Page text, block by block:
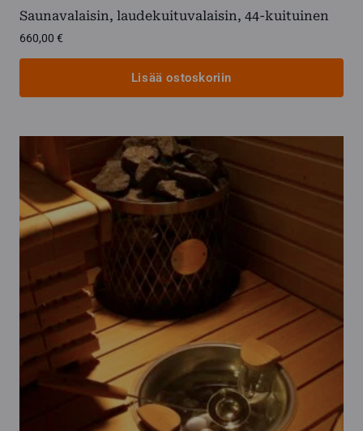
Saunavalaisin, laudekuituvalaisin, 44-kuituinen
660,00 €
Lisää ostoskoriin